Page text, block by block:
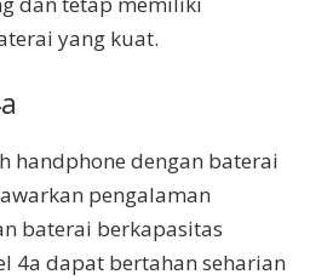
yang kuat.
handphone dengan baterai
pengalaman
baterai berkapasitas
4a dapat bertahan seharian